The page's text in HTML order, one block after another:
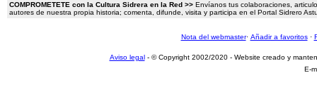
COMPROMETETE con la Cultura Sidrera en la Red >> Envíanos tus colaboraciones,
autores de nuestra propia historia; comenta, difunde, visita y participa en el Portal Sidrero
Nota del webmaster· Añadir a favoritos·
Aviso legal- © Copyright 2002/2020 - Website creado y
E-